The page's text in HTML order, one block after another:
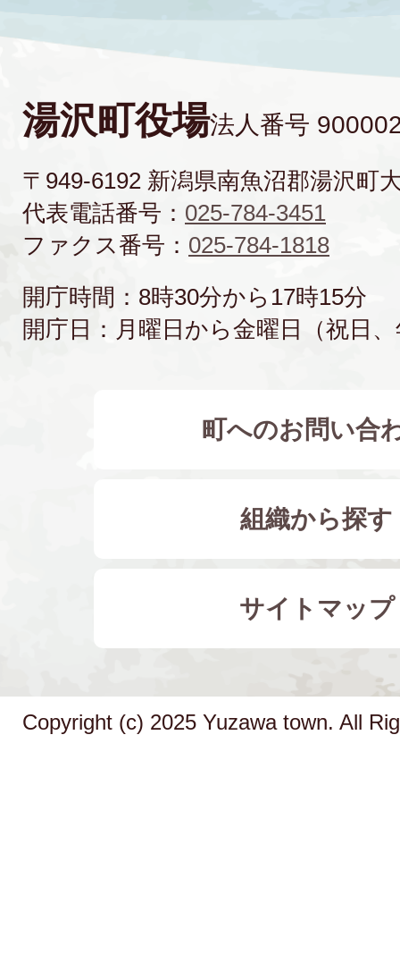
湯沢町役場法人番号
〒949-6192 新潟県南魚沼郡湯沢町
代表電話番号： 025-784-3451
ファクス番号： 025-784-1818
開庁時間：8時30分から17時15分
開庁日：月曜日から金曜日（祝日
町へのお問い合
組織から探す
サイトマップ
Copyright (c) 2025 Yuzawa town. All